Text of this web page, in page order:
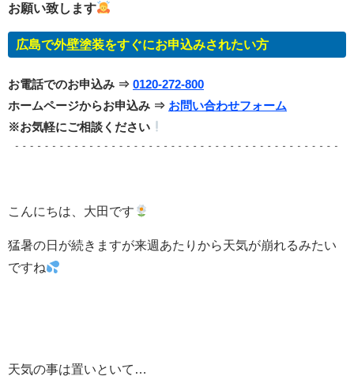
お願い致します
広島で外壁塗装をすぐにお申込みされたい方
お電話でのお申込み ⇒ 0120-272-800
ホームページからお申込み ⇒ お問い合わせフォーム
※お気軽にご相談ください
こんにちは、大田です
猛暑の日が続きますが来週あたりから天気が崩れるみたい
ですね
天気の事は置いといて…